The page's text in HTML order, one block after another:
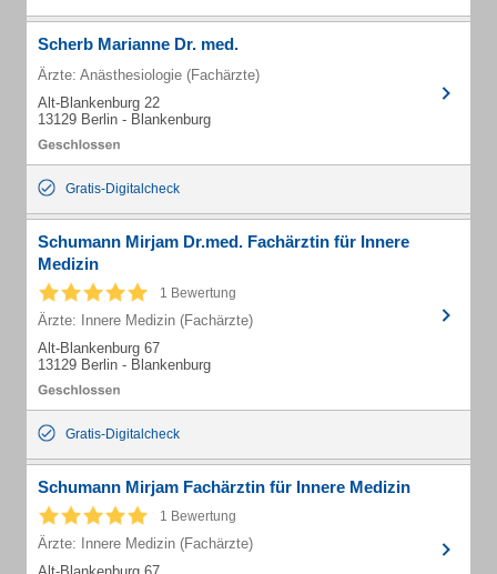
Scherb Marianne Dr. med.
Ärzte: Anästhesiologie (Fachärzte)
Alt-Blankenburg 22
13129 Berlin - Blankenburg
Gratis-Digitalcheck
Schumann Mirjam Dr.med. Fachärztin für Innere
Medizin
1 Bewertung
Ärzte: Innere Medizin (Fachärzte)
Alt-Blankenburg 67
13129 Berlin - Blankenburg
Gratis-Digitalcheck
Schumann Mirjam Fachärztin für Innere Medizin
1 Bewertung
Ärzte: Innere Medizin (Fachärzte)